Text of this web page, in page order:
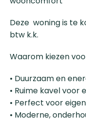
Deze woning is te
btw k.k.
Waarom kiezen
• Duurzaam en
• Ruime kavel
• Perfect voor
• Moderne,